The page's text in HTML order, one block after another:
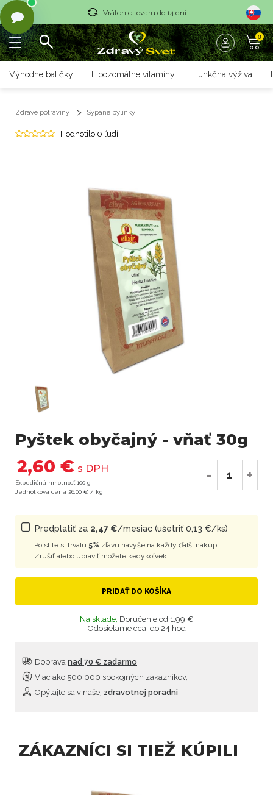
Vrátenie tovaru do 14 dní
Rýchle dodanie <36 hod
Rýchle dodanie <36 hod
0
Výhodné balíčky Lipozomálne vitamíny Funkčná výživa
Zdravé potraviny Sypané bylinky
Hodnotilo 0 ľudí
Pyštek obyčajný - vňať 30g
2,60 € s DPH
Expedičná hmotnosť 100 g
Jednotková cena 26,00 € / kg
- +
Predplatiť za 2,47 €/mesiac (ušetriť 0,13 €/ks)
Poistite si trvalú 5% zľavu navyše na každý ďalší nákup.
Zrušiť alebo upraviť môžete kedykoľvek.
PRIDAŤ DO KOŠÍKA
Na sklade, Doručenie od 1,99 €
Odosielame cca. do 24 hod
Doprava nad 70 € zadarmo
Viac ako 500 000 spokojných zákazníkov,
Opýtajte sa v našej zdravotnej poradni
ZÁKAZNÍCI SI TIEŽ KÚPILI